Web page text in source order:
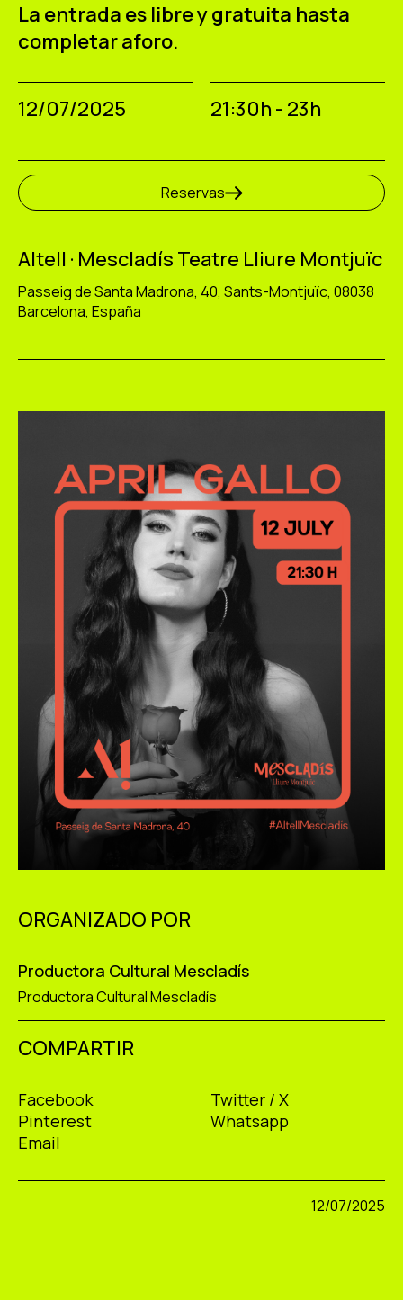
La entrada es libre y gratuita hasta
completar aforo.
12/07/2025 21:30h - 23h
Reservas
Altell · Mescladís Teatre Lliure Montjuïc
Passeig de Santa Madrona, 40, Sants-Montjuïc, 08038
Barcelona, España
ORGANIZADO POR
Productora Cultural Mescladís
Productora Cultural Mescladís
COMPARTIR
Facebook
Twitter / X
Pinterest
Whatsapp
Email
12/07/2025